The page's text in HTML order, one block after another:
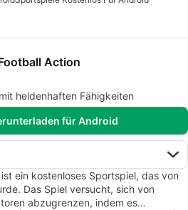
Action
heldenhaften Fähigkeiten
für Android
ein kostenloses Sportspiel, das von
Das Spiel versucht, sich von
abzugrenzen, indem es…